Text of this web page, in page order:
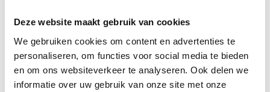
Deze website maakt gebruik van cookies
We gebruiken cookies om content en advertenties te
personaliseren, om functies voor social media te bieden
en om ons websiteverkeer te analyseren. Ook delen we
informatie over uw gebruik van onze site met onze
Saison: Autumn/Winter 2025
Thema: O-Cozy days
Kollektion: Damen
Typ: Pyjama